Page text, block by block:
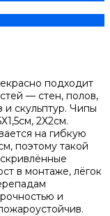
подходит
— стен, полов,
и скульптур. Чипы
2Х2см.
на гибкую
поэтому такой
в монтаже, лёгок
и